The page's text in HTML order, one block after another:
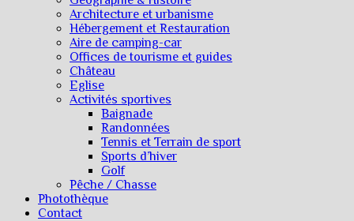
Architecture et urbanisme
Hébergement et Restauration
Aire de camping-car
Offices de tourisme et guides
Château
Eglise
Activités sportives
Baignade
Randonnées
Tennis et Terrain de sport
Sports d’hiver
Golf
Pêche / Chasse
Photothèque
Contact